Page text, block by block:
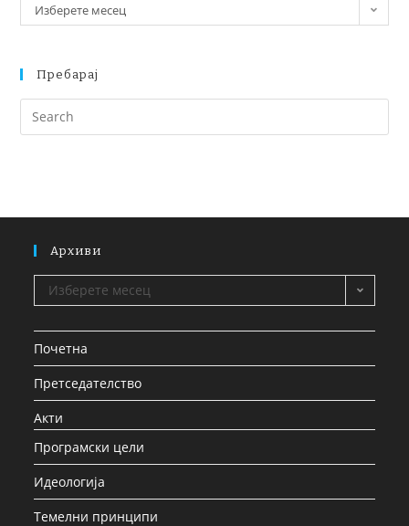
Изберете месец
Пребарај
Архиви
Изберете месец
Почетна
Претседателство
Акти
Програмски цели
Идеологија
Темелни принципи